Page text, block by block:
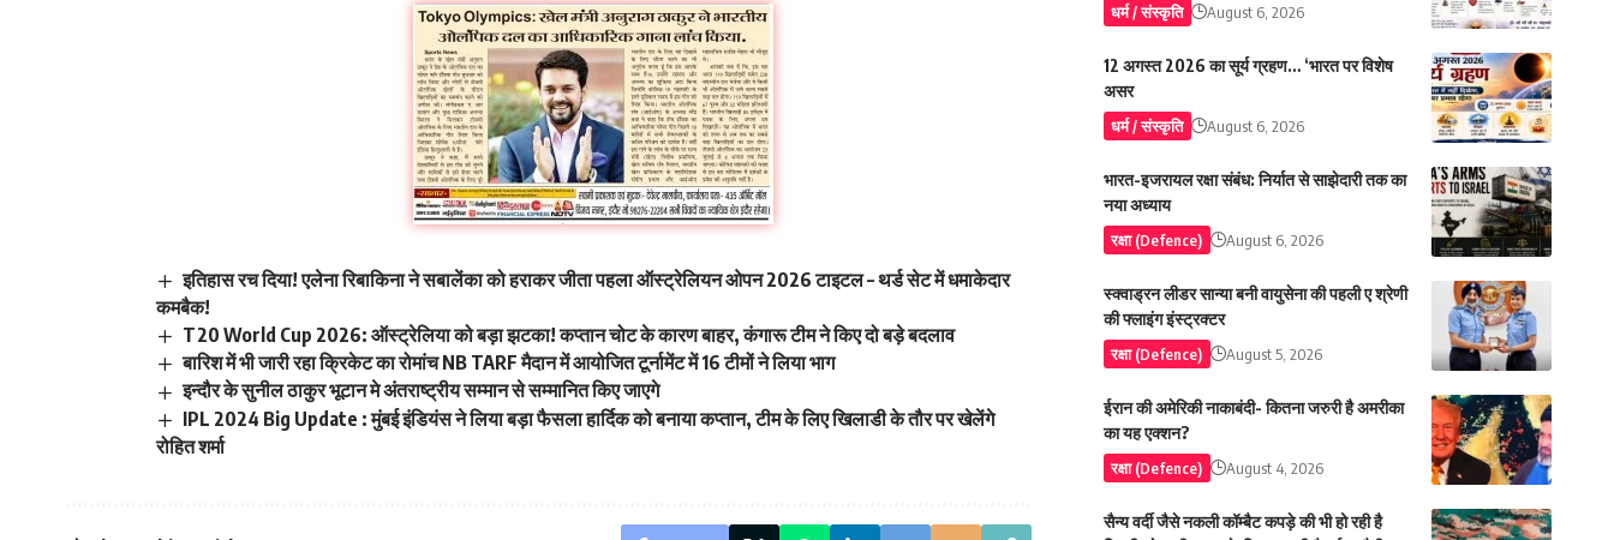
इतिहास रच दिया! एलेना रिबाकिना ने सबालेंका को हराकर जीता पहला ऑस्ट्रेलियन ओपन 2026 टाइटल – थर्ड सेट में धमाकेदार
कमबैक!
T20 World Cup 2026: ऑस्ट्रेलिया को बड़ा झटका! कप्तान चोट के कारण बाहर, कंगारू टीम ने किए दो बड़े बदलाव
बारिश में भी जारी रहा क्रिकेट का रोमांच NB TARF मैदान में आयोजित टूर्नामेंट में 16 टीमों ने लिया भाग
इन्दौर के सुनील ठाकुर भूटान मे अंतराष्ट्रीय सम्मान से सम्मानित किए जाएगे
IPL 2024 Big Update : मुंबई इंडियंस ने लिया बड़ा फैसला हार्दिक को बनाया कप्तान, टीम के लिए खिलाडी के तौर पर खेलेंगे
रोहित शर्मा
धर्म / संस्कृति August 6, 2026
12 अगस्त 2026 का सूर्य ग्रहण… ‘भारत पर विशेष
असर
धर्म / संस्कृति August 6, 2026
भारत-इजरायल रक्षा संबंध: निर्यात से साझेदारी तक का
नया अध्याय
रक्षा (Defence) August 6, 2026
स्क्वाड्रन लीडर सान्या बनी वायुसेना की पहली ए श्रेणी
की फ्लाइंग इंस्ट्रक्टर
रक्षा (Defence) August 5, 2026
ईरान की अमेरिकी नाकाबंदी- कितना जरुरी है अमरीका
का यह एक्शन?
रक्षा (Defence) August 4, 2026
सैन्य वर्दी जैसे नकली कॉम्बैट कपड़े की भी हो रही है